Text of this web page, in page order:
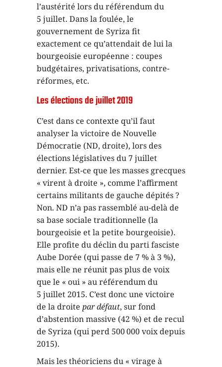
l’austérité lors du référendum du
5 juillet. Dans la foulée, le
gouvernement de Syriza fit
exactement ce qu’attendait de lui la
bourgeoisie européenne : coupes
budgétaires, privatisations, contre-
réformes, etc.
Les élections de juillet 2019
C’est dans ce contexte qu’il faut
analyser la victoire de Nouvelle
Démocratie (ND, droite), lors des
élections législatives du 7 juillet
dernier. Est-ce que les masses grecques
« virent à droite », comme l’affirment
certains militants de gauche dépités ?
Non. ND n’a pas rassemblé au-delà de
sa base sociale traditionnelle (la
bourgeoisie et la petite bourgeoisie).
Elle profite du déclin du parti fasciste
Aube Dorée (qui passe de 7 % à 3 %),
mais elle ne réunit pas plus de voix
que le « oui » au référendum du
5 juillet 2015. C’est donc une victoire
de la droite par défaut, sur fond
d’abstention massive (42 %) et de recul
de Syriza (qui perd 500 000 voix depuis
2015).
Mais les théoriciens du « virage à